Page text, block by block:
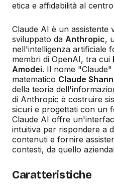
etica e affidabilità al
Claude AI è un assistente
sviluppato da Anthropic,
nell'intelligenza artificiale
membri di OpenAI, tra cui
Amodei. Il nome
matematico Claude
della teoria
di Anthropic è costruire
sicuri e progettati con un
Claude AI offre
intuitiva per rispondere a
contenuti e fornire
contesti, da quello
Caratteristiche